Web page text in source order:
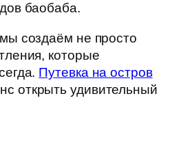
баобаба.
создаём не просто
которые
Путевка на остров
открыть удивительный